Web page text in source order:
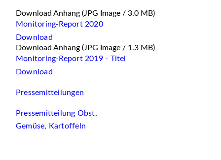
Download Anhang (JPG Image / 3.0 MB)
Monitoring-Report 2020
Download
Download Anhang (JPG Image / 1.3 MB)
Monitoring-Report 2019 - Titel
Download
Pressemitteilungen
Pressemitteilung Obst,
Gemüse, Kartoffeln